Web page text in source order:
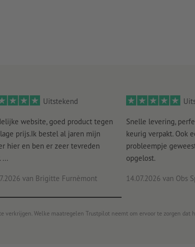
Uitstekend
website, goed product tegen
prijs.Ik bestel al jaren mijn
hier en ben er zeer tevreden
...
van Brigitte Furnèmont
Snelle levering,
keurig verpakt. Ook
probleempje
opgelost.
14.07.2026 van Obs
Welke maatregelen Trustpilot neemt om ervoor te zorgen dat